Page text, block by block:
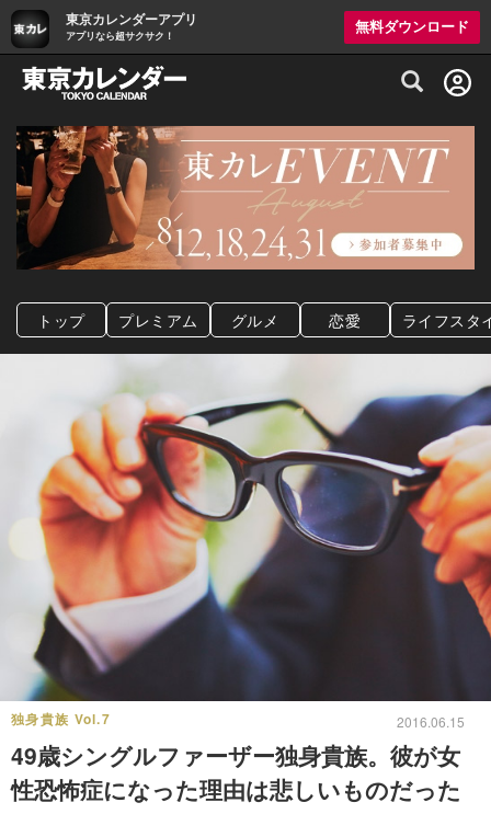
東京カレンダーアプリ
アプリなら超サクサク！
無料ダウンロード
グルメ情報・プレミアムレストラン予約
トップ プレミアム グルメ 恋愛 ライフスタ
独身貴族 Vol.7 2016.06.15
49歳シングルファーザー独身貴族。彼が女
性恐怖症になった理由は悲しいものだった